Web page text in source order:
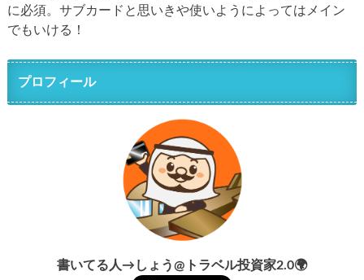
に必須。サブカードと思いきや使いようによってはメイン
でもいける！
プロフィール
書いてる人→しょう@トラベル投資家2.0🌍